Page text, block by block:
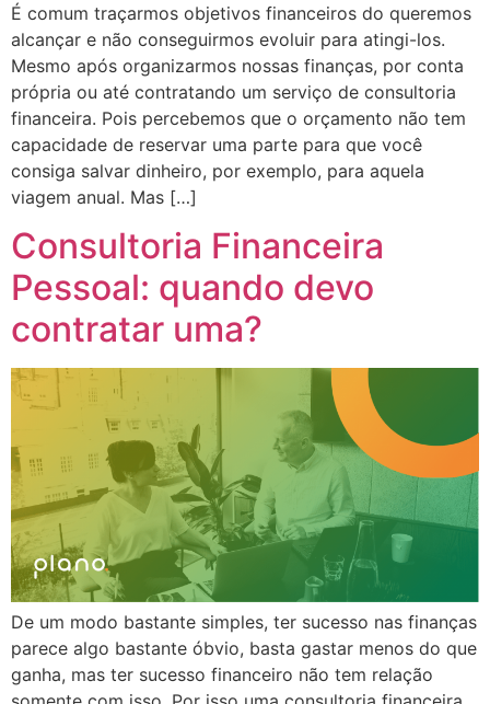
É comum traçarmos objetivos financeiros do queremos
alcançar e não conseguirmos evoluir para atingi-los.
Mesmo após organizarmos nossas finanças, por conta
própria ou até contratando um serviço de consultoria
financeira. Pois percebemos que o orçamento não tem
capacidade de reservar uma parte para que você
consiga salvar dinheiro, por exemplo, para aquela
viagem anual. Mas […]
Consultoria Financeira
Pessoal: quando devo
contratar uma?
De um modo bastante simples, ter sucesso nas finanças
parece algo bastante óbvio, basta gastar menos do que
ganha, mas ter sucesso financeiro não tem relação